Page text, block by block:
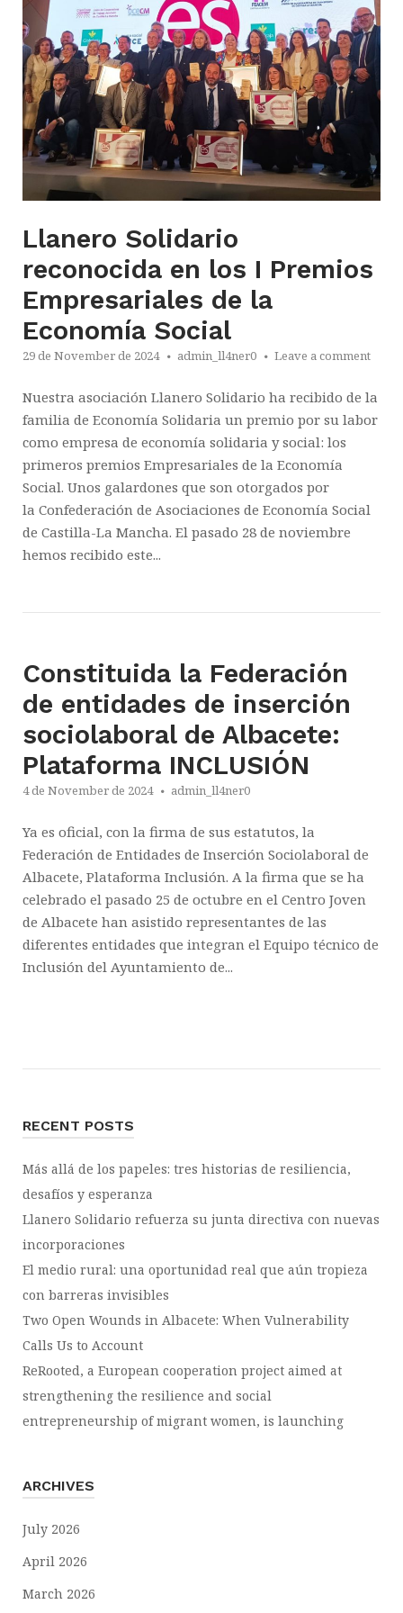
Llanero Solidario
reconocida en los I Premios
Empresariales de la
Economía Social
29 de November de 2024 admin_ll4ner0 Leave a comment
Nuestra asociación Llanero Solidario ha recibido de la
familia de Economía Solidaria un premio por su labor
como empresa de economía solidaria y social: los
primeros premios Empresariales de la Economía
Social. Unos galardones que son otorgados por
la Confederación de Asociaciones de Economía Social
de Castilla-La Mancha. El pasado 28 de noviembre
hemos recibido este...
Constituida la Federación
de entidades de inserción
sociolaboral de Albacete:
Plataforma INCLUSIÓN
4 de November de 2024 admin_ll4ner0
Ya es oficial, con la firma de sus estatutos, la
Federación de Entidades de Inserción Sociolaboral de
Albacete, Plataforma Inclusión. A la firma que se ha
celebrado el pasado 25 de octubre en el Centro Joven
de Albacete han asistido representantes de las
diferentes entidades que integran el Equipo técnico de
Inclusión del Ayuntamiento de...
RECENT POSTS
Más allá de los papeles: tres historias de resiliencia,
desafíos y esperanza
Llanero Solidario refuerza su junta directiva con nuevas
incorporaciones
El medio rural: una oportunidad real que aún tropieza
con barreras invisibles
Two Open Wounds in Albacete: When Vulnerability
Calls Us to Account
ReRooted, a European cooperation project aimed at
strengthening the resilience and social
entrepreneurship of migrant women, is launching
ARCHIVES
July 2026
April 2026
March 2026